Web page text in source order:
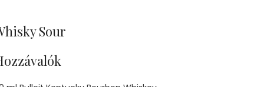
Sour